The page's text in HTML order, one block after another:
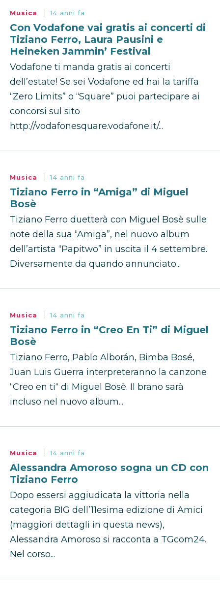
Musica 14 anni fa
Con Vodafone vai gratis ai concerti di
Tiziano Ferro, Laura Pausini e
Heineken Jammin’ Festival
Vodafone ti manda gratis ai concerti
dell’estate! Se sei Vodafone ed hai la tariffa
“Zero Limits” o “Square” puoi partecipare ai
concorsi sul sito
http://vodafonesquare.vodafone.it/...
Musica 14 anni fa
Tiziano Ferro in “Amiga” di Miguel
Bosè
Tiziano Ferro duetterà con Miguel Bosè sulle
note della sua “Amiga”, nel nuovo album
dell’artista “Papitwo” in uscita il 4 settembre.
Diversamente da quando annunciato...
Musica 14 anni fa
Tiziano Ferro in “Creo En Ti” di Miguel
Bosè
Tiziano Ferro, Pablo Alborán, Bimba Bosé,
Juan Luis Guerra interpreteranno la canzone
“Creo en ti“ di Miguel Bosè. Il brano sarà
incluso nel nuovo album...
Musica 14 anni fa
Alessandra Amoroso sogna un CD con
Tiziano Ferro
Dopo essersi aggiudicata la vittoria nella
categoria BIG dell’11esima edizione di Amici
(maggiori dettagli in questa news),
Alessandra Amoroso si racconta a TGcom24.
Nel corso...